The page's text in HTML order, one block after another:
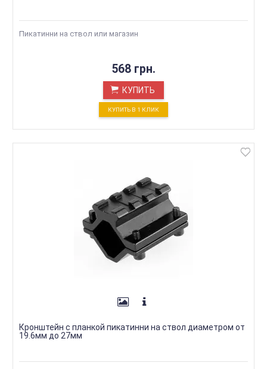
Пикатинни на ствол или магазин
568 грн.
КУПИТЬ
КУПИТЬ В 1 КЛИК
Кронштейн с планкой пикатинни на ствол диаметром от
19.6мм до 27мм